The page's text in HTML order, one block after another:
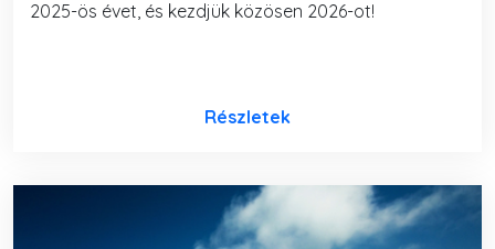
2025-ös évet, és kezdjük közösen 2026-ot!
Részletek